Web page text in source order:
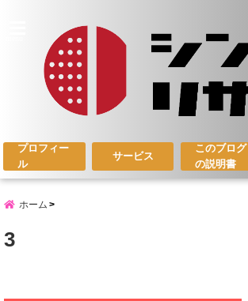
プロフィー
ル
サービス
このブログ
の説明書
ホーム
3